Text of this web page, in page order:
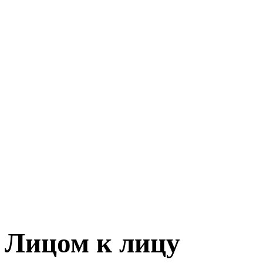
Лицом к лицу